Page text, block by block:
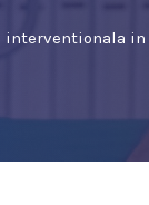
interventionala